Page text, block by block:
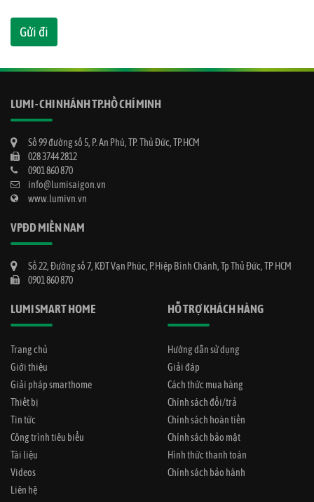
LUMI - CHI NHÁNH TP.HỒ CHÍ MINH
Số 99 đường số 5, P. An Phú, TP. Thủ Đức, TP.HCM
028 3744 2812
0901 860 870
info@lumisaigon.vn
www.lumivn.vn
VPĐD MIỀN NAM
Số 22, Đường số 7, KĐT Vạn Phúc, P.Hiệp Bình Chánh, Tp Thủ Đức, TP HCM
0901 860 870
LUMI SMART HOME
Trang chủ
Giới thiệu
Giải pháp smarthome
Thiết bị
Tin tức
Công trình tiêu biểu
Tài liệu
Videos
Liên hệ
HỖ TRỢ KHÁCH HÀNG
Hướng dẫn sử dụng
Giải đáp
Cách thức mua hàng
Chính sách đổi/trả
Chính sách hoàn tiền
Chính sách bảo mật
Hình thức thanh toán
Chính sách bảo hành